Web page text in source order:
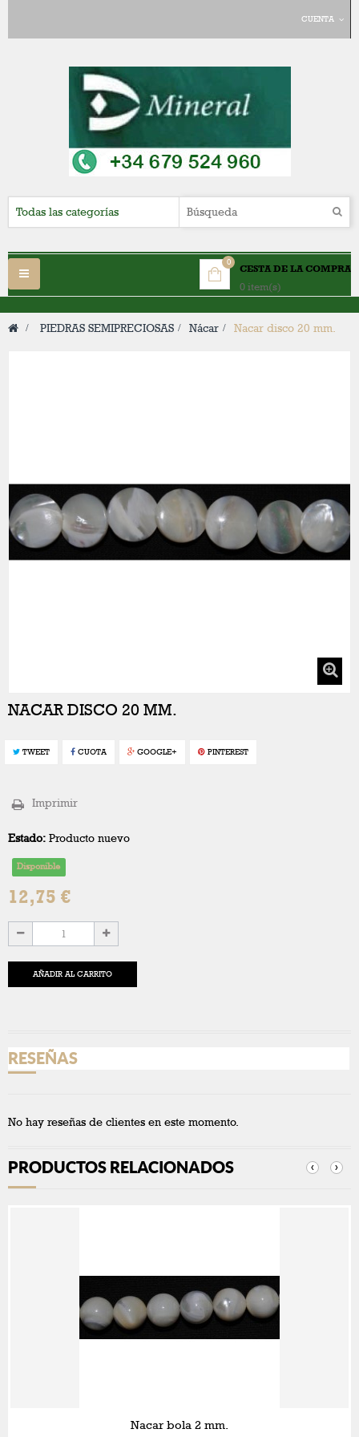
CUENTA
CESTA DE LA COMPRA
0 item(s)
0
Navegación
Toggle
> PIEDRAS SEMIPRECIOSAS > Nácar > Nacar disco 20 mm.
NACAR DISCO 20 MM.
TWEET CUOTA GOOGLE+ PINTEREST
Imprimir
Estado: Producto nuevo
Disponible
12,75 €
AÑADIR AL CARRITO
RESEÑAS
No hay reseñas de clientes en este momento.
PRODUCTOS RELACIONADOS ‹ ›
Nacar bola 2 mm.